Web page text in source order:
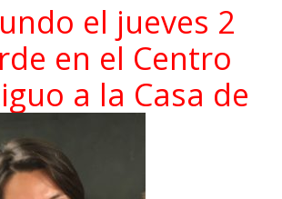
el jueves 2
en el Centro
a la Casa de